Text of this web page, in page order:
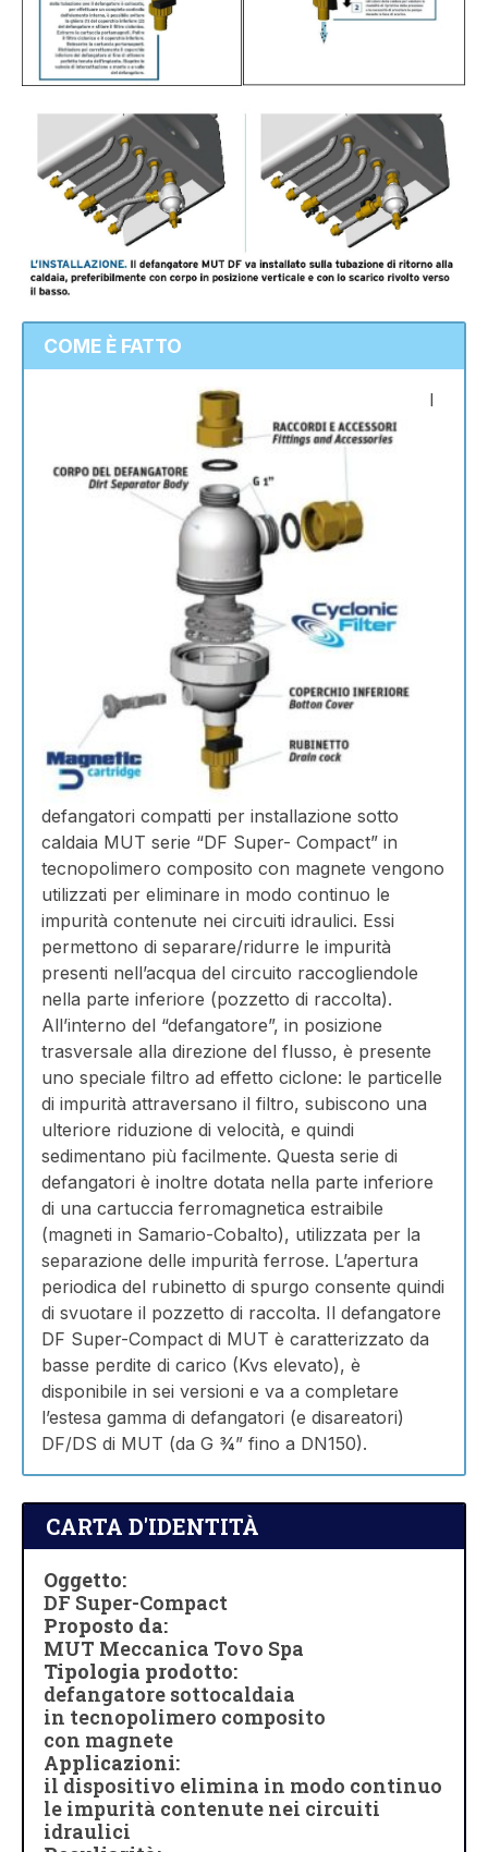
COME È FATTO
I
defangatori compatti per installazione sotto
caldaia MUT serie “DF Super- Compact” in
tecnopolimero composito con magnete vengono
utilizzati per eliminare in modo continuo le
impurità contenute nei circuiti idraulici. Essi
permettono di separare/ridurre le impurità
presenti nell’acqua del circuito raccogliendole
nella parte inferiore (pozzetto di raccolta).
All’interno del “defangatore”, in posizione
trasversale alla direzione del flusso, è presente
uno speciale filtro ad effetto ciclone: le particelle
di impurità attraversano il filtro, subiscono una
ulteriore riduzione di velocità, e quindi
sedimentano più facilmente. Questa serie di
defangatori è inoltre dotata nella parte inferiore
di una cartuccia ferromagnetica estraibile
(magneti in Samario-Cobalto), utilizzata per la
separazione delle impurità ferrose. L’apertura
periodica del rubinetto di spurgo consente quindi
di svuotare il pozzetto di raccolta. Il defangatore
DF Super-Compact di MUT è caratterizzato da
basse perdite di carico (Kvs elevato), è
disponibile in sei versioni e va a completare
l’estesa gamma di defangatori (e disareatori)
DF/DS di MUT (da G ¾” fino a DN150).
CARTA D'IDENTITÀ
Oggetto:
DF Super-Compact
Proposto da:
MUT Meccanica Tovo Spa
Tipologia prodotto:
defangatore sottocaldaia
in tecnopolimero composito
con magnete
Applicazioni:
il dispositivo elimina in modo continuo
le impurità contenute nei circuiti
idraulici